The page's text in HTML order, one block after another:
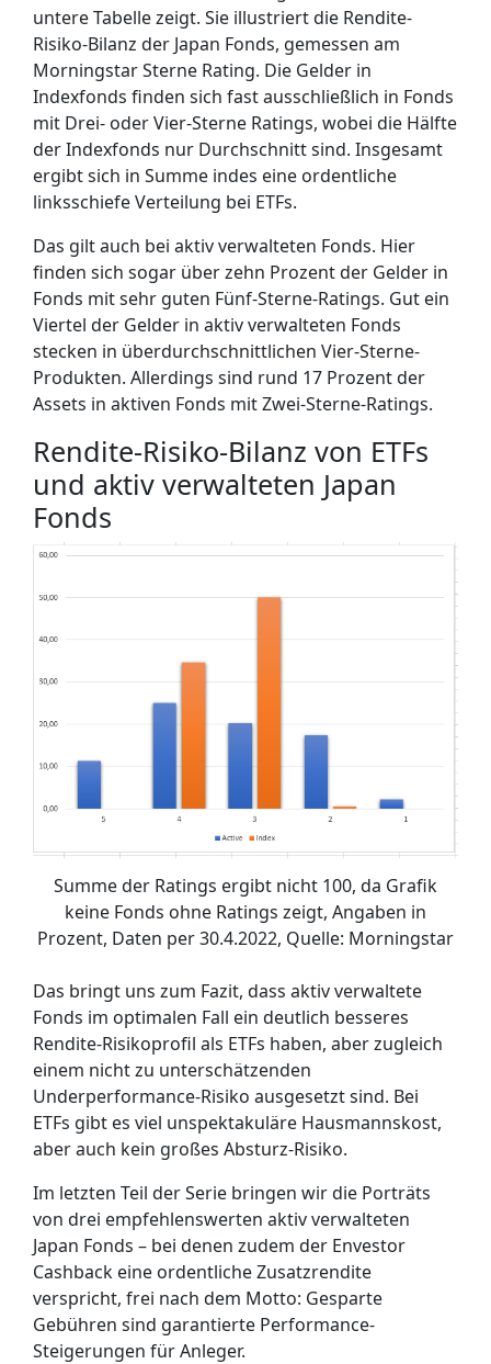
untere Tabelle zeigt. Sie illustriert die Rendite-
Risiko-Bilanz der Japan Fonds, gemessen am
Morningstar Sterne Rating. Die Gelder in
Indexfonds finden sich fast ausschließlich in Fonds
mit Drei- oder Vier-Sterne Ratings, wobei die Hälfte
der Indexfonds nur Durchschnitt sind. Insgesamt
ergibt sich in Summe indes eine ordentliche
linksschiefe Verteilung bei ETFs.
Das gilt auch bei aktiv verwalteten Fonds. Hier
finden sich sogar über zehn Prozent der Gelder in
Fonds mit sehr guten Fünf-Sterne-Ratings. Gut ein
Viertel der Gelder in aktiv verwalteten Fonds
stecken in überdurchschnittlichen Vier-Sterne-
Produkten. Allerdings sind rund 17 Prozent der
Assets in aktiven Fonds mit Zwei-Sterne-Ratings.
Rendite-Risiko-Bilanz von ETFs
und aktiv verwalteten Japan
Fonds
Summe der Ratings ergibt nicht 100, da Grafik
keine Fonds ohne Ratings zeigt, Angaben in
Prozent, Daten per 30.4.2022, Quelle: Morningstar
Das bringt uns zum Fazit, dass aktiv verwaltete
Fonds im optimalen Fall ein deutlich besseres
Rendite-Risikoprofil als ETFs haben, aber zugleich
einem nicht zu unterschätzenden
Underperformance-Risiko ausgesetzt sind. Bei
ETFs gibt es viel unspektakuläre Hausmannskost,
aber auch kein großes Absturz-Risiko.
Im letzten Teil der Serie bringen wir die Porträts
von drei empfehlenswerten aktiv verwalteten
Japan Fonds – bei denen zudem der Envestor
Cashback eine ordentliche Zusatzrendite
verspricht, frei nach dem Motto: Gesparte
Gebühren sind garantierte Performance-
Steigerungen für Anleger.